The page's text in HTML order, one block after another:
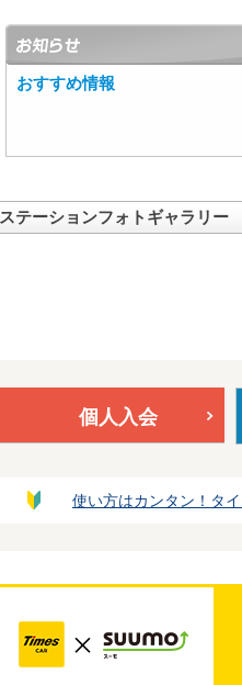
おすすめ情報
ステーションフォトギャラリー
個人入会
使い方はカンタン！タ